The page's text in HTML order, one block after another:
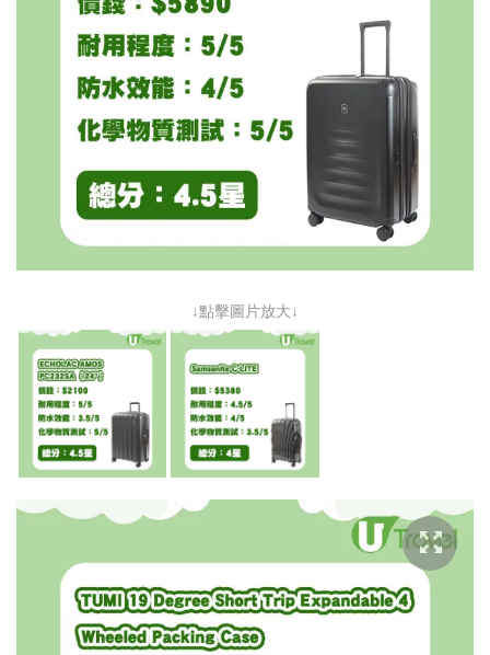
↓點擊圖片放大↓